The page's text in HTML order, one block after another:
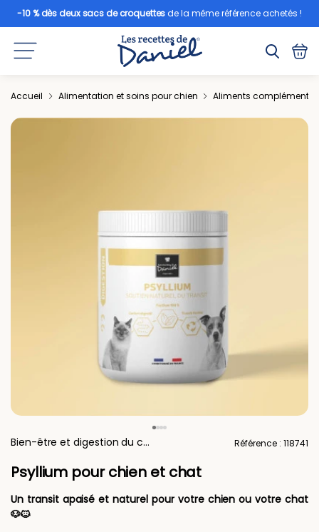
-10 % dès deux sacs de croquettesde la même référence achetés !
Accueil Alimentation et soins pour chien Aliments
Bien-être et digestion du chien Référence : 118741
Psyllium pour chien et chat
Un transit apaisé et naturel pour votre chien ou votre chat
🐶🐱